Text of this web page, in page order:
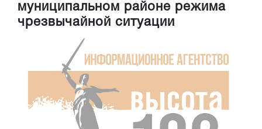
муниципальном районе режима
чрезвычайной ситуации